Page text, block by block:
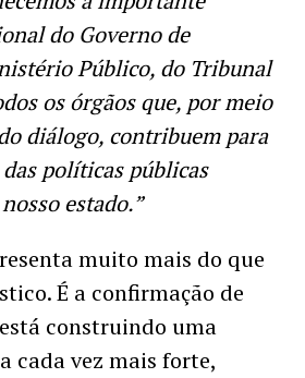
do Governo de
Público, do Tribunal
os órgãos que, por meio
diálogo, contribuem para
políticas públicas
estado.”
muito mais do que
É a confirmação de
construindo uma
cada vez mais forte,